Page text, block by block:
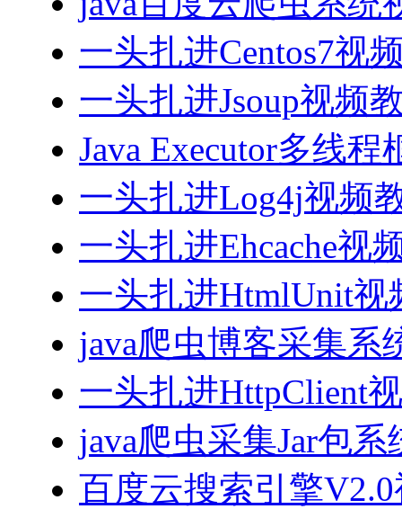
一头扎进Centos7视
一头扎进Jsoup视频
Java Executor多线
一头扎进Log4j视频
一头扎进Ehcache视
一头扎进HtmlUnit视
java爬虫博客采集系
一头扎进HttpClient
java爬虫采集Jar包
百度云搜索引擎